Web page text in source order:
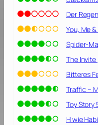
0
1
8
Der
You, Me
Spider-
The
Bitteres
Traffic –
Toy Story
H wie